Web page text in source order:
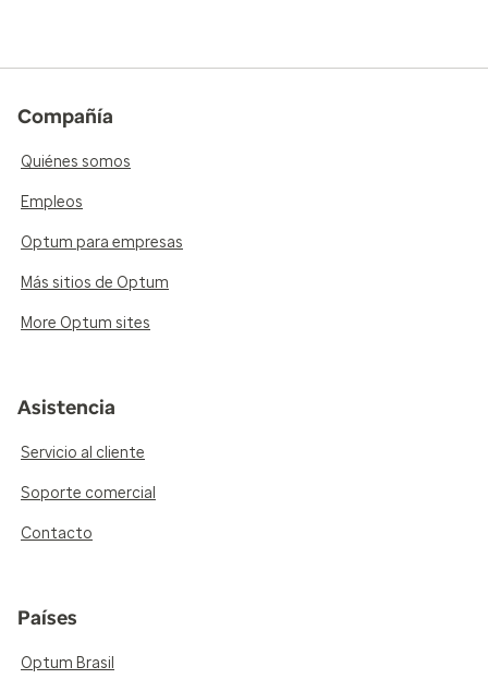
Compañía
Quiénes somos
Empleos
Optum para empresas
Más sitios de Optum
More Optum sites
Asistencia
Servicio al cliente
Soporte comercial
Contacto
Países
Optum Brasil